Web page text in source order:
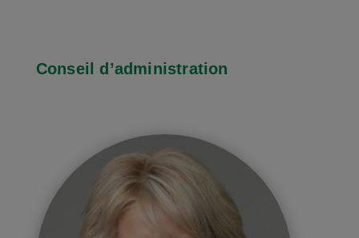
Conseil d’administration